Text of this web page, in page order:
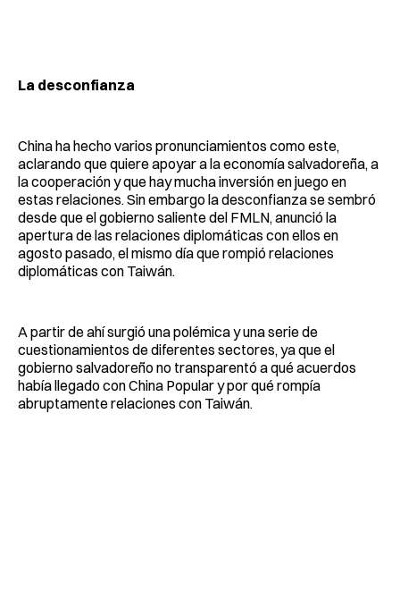
La desconfianza
China ha hecho varios pronunciamientos como este,
aclarando que quiere apoyar a la economía salvadoreña, a
la cooperación y que hay mucha inversión en juego en
estas relaciones. Sin embargo la desconfianza se sembró
desde que el gobierno saliente del FMLN, anunció la
apertura de las relaciones diplomáticas con ellos en
agosto pasado, el mismo día que rompió relaciones
diplomáticas con Taiwán.
A partir de ahí surgió una polémica y una serie de
cuestionamientos de diferentes sectores, ya que el
gobierno salvadoreño no transparentó a qué acuerdos
había llegado con China Popular y por qué rompía
abruptamente relaciones con Taiwán.